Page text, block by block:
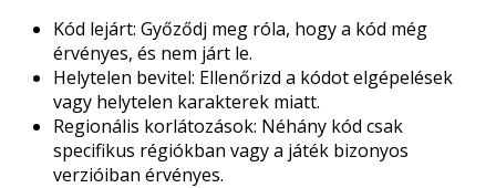
Kód lejárt: Győződj meg róla, hogy a kód még
érvényes, és nem járt le.
Helytelen bevitel: Ellenőrizd a kódot elgépelések
vagy helytelen karakterek miatt.
Regionális korlátozások: Néhány kód csak
specifikus régiókban vagy a játék bizonyos
verzióiban érvényes.